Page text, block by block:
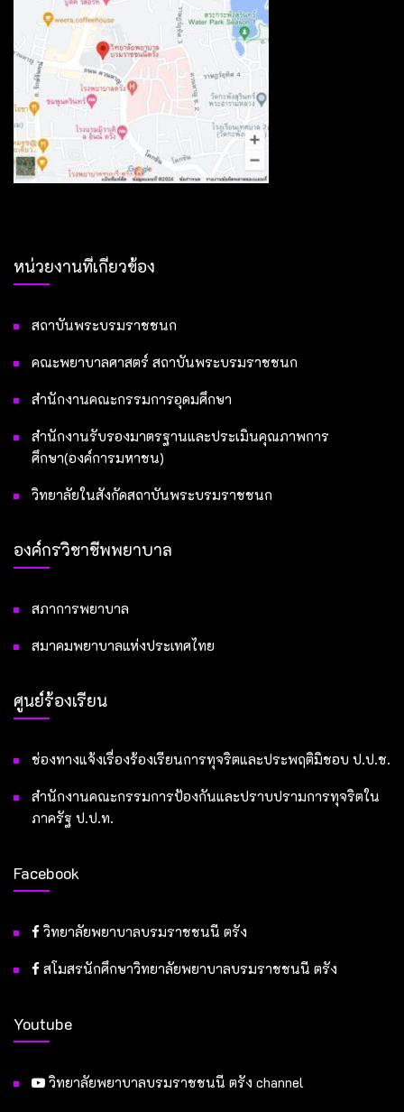
หน่วยงานที่เกี่ยวข้อง
สถาบันพระบรมราชชนก
คณะพยาบาลศาสตร์ สถาบันพระบรมราชชนก
สำนักงานคณะกรรมการอุดมศึกษา
สำนักงานรับรองมาตรฐานและประเมินคุณภาพการ
ศึกษา(องค์การมหาชน)
วิทยาลัยในสังกัดสถาบันพระบรมราชชนก
องค์กรวิชาชีพพยาบาล
สภาการพยาบาล
สมาคมพยาบาลแห่งประเทศไทย
ศูนย์ร้องเรียน
ช่องทางแจ้งเรื่องร้องเรียนการทุจริตและประพฤติมิชอบ ป.ป.ช.
สำนักงานคณะกรรมการป้องกันและปราบปรามการทุจริตใน
ภาครัฐ ป.ป.ท.
Facebook
วิทยาลัยพยาบาลบรมราชชนนี ตรัง
สโมสรนักศึกษาวิทยาลัยพยาบาลบรมราชชนนี ตรัง
Youtube
วิทยาลัยพยาบาลบรมราชชนนี ตรัง channel